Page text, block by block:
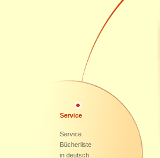
Service
Service
Bücherliste
in deutsch